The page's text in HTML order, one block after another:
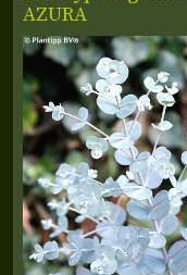
AZURA